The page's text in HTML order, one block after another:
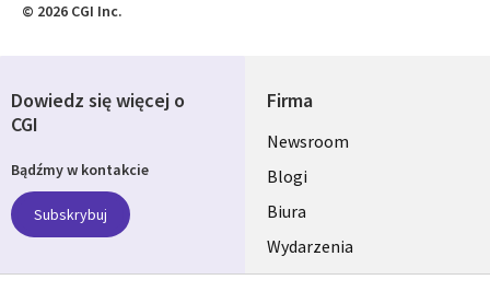
© 2026 CGI Inc.
Firma
Useful
links
SECTIONS
POLSKA
Newsroom
Blogi
Biura
Wydarzenia
Dowiedz się więcej o
CGI
Bądźmy w kontakcie
Subskrybuj